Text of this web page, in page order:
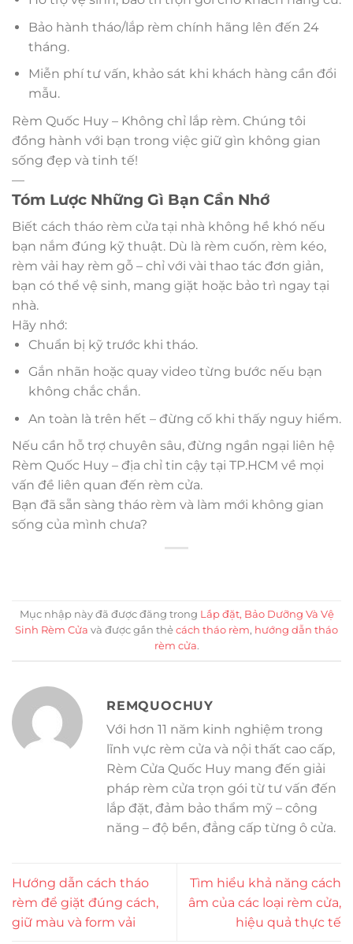
Bảo hành tháo/lắp rèm chính hãng lên đến 24
tháng.
Miễn phí tư vấn, khảo sát khi khách hàng cần đổi
mẫu.
Rèm Quốc Huy – Không chỉ lắp rèm. Chúng tôi
đồng hành với bạn trong việc giữ gìn không gian
sống đẹp và tinh tế!
—
Tóm Lược Những Gì Bạn Cần Nhớ
Biết cách tháo rèm cửa tại nhà không hề khó nếu
bạn nắm đúng kỹ thuật. Dù là rèm cuốn, rèm kéo,
rèm vải hay rèm gỗ – chỉ với vài thao tác đơn giản,
bạn có thể vệ sinh, mang giặt hoặc bảo trì ngay tại
nhà.
Hãy nhớ:
Chuẩn bị kỹ trước khi tháo.
Gắn nhãn hoặc quay video từng bước nếu bạn
không chắc chắn.
An toàn là trên hết – đừng cố khi thấy nguy hiểm.
Nếu cần hỗ trợ chuyên sâu, đừng ngần ngại liên hệ
Rèm Quốc Huy – địa chỉ tin cậy tại TP.HCM về mọi
vấn đề liên quan đến rèm cửa.
Bạn đã sẵn sàng tháo rèm và làm mới không gian
sống của mình chưa?
Mục nhập này đã được đăng trong Lắp đặt, Bảo Dưỡng Và Vệ
Sinh Rèm Cửa và được gắn thẻ cách tháo rèm, hướng dẫn tháo
rèm cửa.
REMQUOCHUY
Với hơn 11 năm kinh nghiệm trong
lĩnh vực rèm cửa và nội thất cao cấp,
Rèm Cửa Quốc Huy mang đến giải
pháp rèm cửa trọn gói từ tư vấn đến
lắp đặt, đảm bảo thẩm mỹ – công
năng – độ bền, đẳng cấp từng ô cửa.
Hướng dẫn cách tháo
rèm để giặt đúng cách,
giữ màu và form vải
Tìm hiểu khả năng cách
âm của các loại rèm cửa,
hiệu quả thực tế